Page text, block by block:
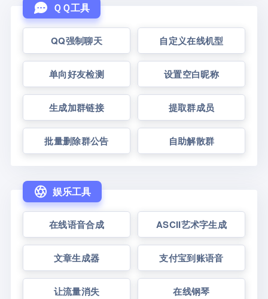
ＱＱ工具
QQ强制聊天 自定义在线机型
单向好友检测 设置空白昵称
生成加群链接 提取群成员
批量删除群公告 自助解散群
娱乐工具
在线语音合成 ASCII艺术字生成
文章生成器 支付宝到账语音
让流量消失 在线钢琴